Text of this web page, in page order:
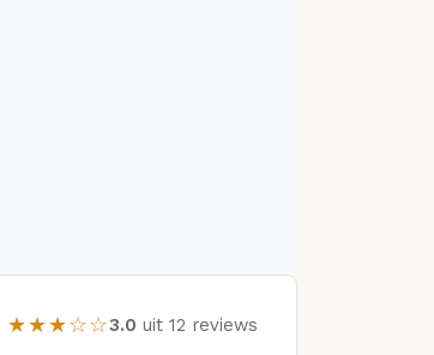
★★★☆☆3.0 uit 12 reviews